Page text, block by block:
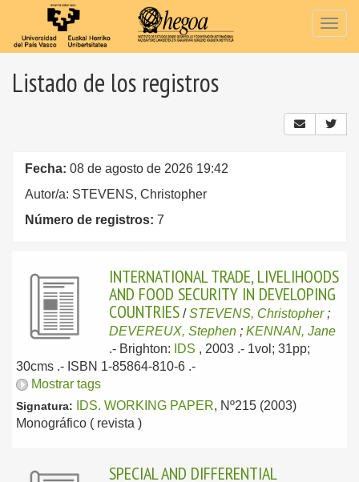
Listado de los registros
Fecha: 08 de agosto de 2026 19:42
Autor/a: STEVENS, Christopher
Número de registros: 7
INTERNATIONAL TRADE, LIVELIHOODS
AND FOOD SECURITY IN DEVELOPING
COUNTRIES /STEVENS, Christopher;
DEVEREUX, Stephen ; KENNAN, Jane
.- Brighton: IDS , 2003 .- 1vol; 31pp;
30cms .- ISBN 1-85864-810-6 .-
Mostrar tags
Signatura: IDS. WORKING PAPER, Nº215 (2003)
Monográfico ( revista )
SPECIAL AND DIFFERENTIAL